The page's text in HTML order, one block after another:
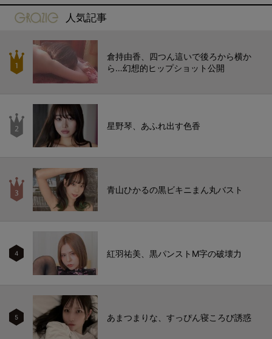
gravure-grazie
人気記事
倉持由香、四つん這いで後ろから横か
ら…幻想的ヒップショット公開
星野琴、あふれ出す色香
青山ひかるの黒ビキニまん丸バスト
4 紅羽祐美、黒パンストM字の破壊力
5 あまつまりな、すっぴん寝ころび誘惑